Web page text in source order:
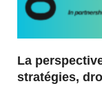
La
stratégies,